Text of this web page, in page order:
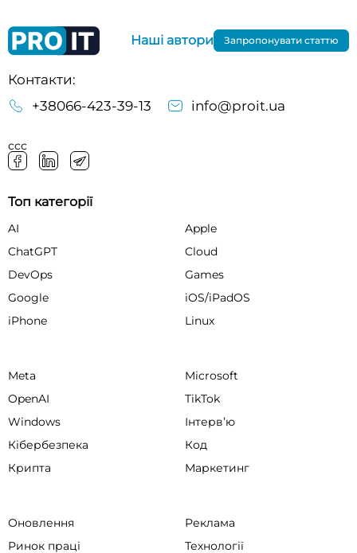
Контакти:
+38066-423-39-13
info@proit.ua
ссс
Наші автори Запропонувати статтю
Топ категорії
AI
Apple
ChatGPT
Cloud
DevOps
Games
Google
iOS/iPadOS
iPhone
Linux
Meta
Microsoft
OpenAI
TikTok
Windows
Інтервʼю
Кібербезпека
Код
Крипта
Маркетинг
Оновлення
Реклама
Ринок праці
Технології